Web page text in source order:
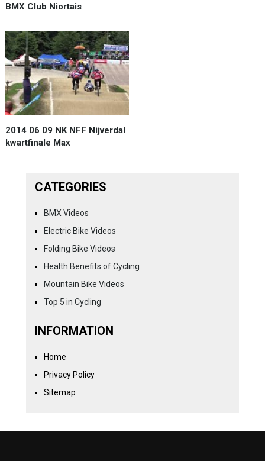
BMX Club Niortais
2014 06 09 NK NFF Nijverdal
kwartfinale Max
CATEGORIES
BMX Videos
Electric Bike Videos
Folding Bike Videos
Health Benefits of Cycling
Mountain Bike Videos
Top 5 in Cycling
INFORMATION
Home
Privacy Policy
Sitemap